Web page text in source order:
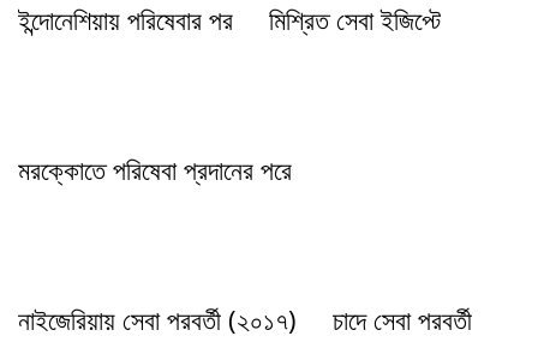
ইন্দোনেশিয়ায় পরিষেবার পর মিশ্রিত সেবা ইজিপ্টে
মরক্কোতে পরিষেবা প্রদানের পরে
নাইজেরিয়ায় সেবা পরবর্তী (২০১৭) চাদে সেবা পরবর্তী